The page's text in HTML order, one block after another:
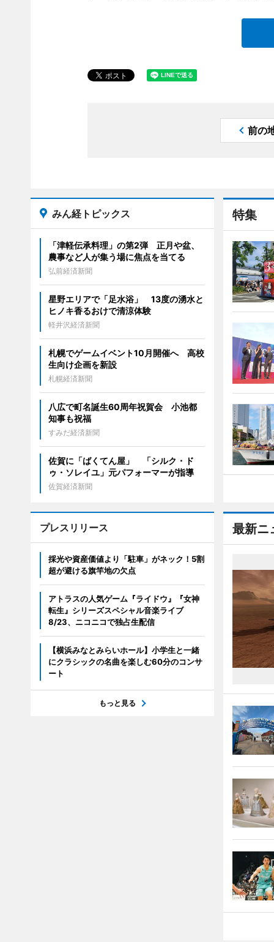
前の
特集
最新ニ
みん経トピックス
「津軽伝承料理」の第2弾 正月や盆、
農事など人が集う場に焦点を当てる
弘前経済新聞
星野エリアで「足水浴」 13度の湧水と
ヒノキ香るおけで清涼体験
軽井沢経済新聞
札幌でゲームイベント10月開催へ 高校
生向け企画を新設
札幌経済新聞
八広で町名誕生60周年祝賀会 小池都
知事も祝福
すみだ経済新聞
佐賀に「ばくてん屋」 「シルク・ド
ゥ・ソレイユ」元パフォーマーが指導
佐賀経済新聞
プレスリリース
採光や資産価値より「駐車」がネック！5割
超が避ける旗竿地の欠点
アトラスの人気ゲーム『ライドウ』『女神
転生』シリーズスペシャル音楽ライブ
8/23、ニコニコで独占生配信
【横浜みなとみらいホール】小学生と一緒
にクラシックの名曲を楽しむ60分のコンサ
ート
もっと見る